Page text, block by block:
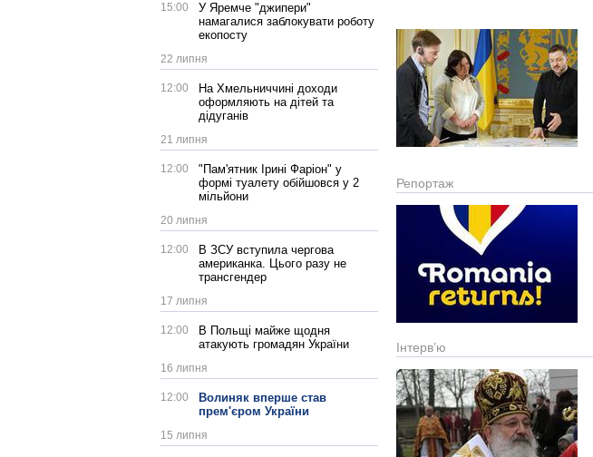
15:00
У Яремче "джипери"
намагалися заблокувати роботу
екопосту
22 липня
12:00
На Хмельниччині доходи
оформляють на дітей та
дідуганів
21 липня
12:00
"Пам'ятник Ірині Фаріон" у
формі туалету обійшовся у 2
мільйони
20 липня
12:00
В ЗСУ вступила чергова
американка. Цього разу не
трансгендер
17 липня
12:00
В Польщі майже щодня
атакують громадян України
16 липня
12:00
Волиняк вперше став
прем'єром України
15 липня
Репортаж
Інтерв’ю